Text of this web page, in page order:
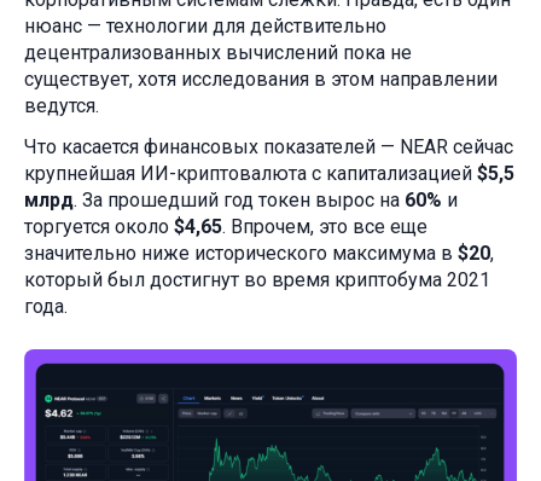
нюанс — технологии для действительно
децентрализованных вычислений пока не
существует, хотя исследования в этом направлении
ведутся.
Что касается финансовых показателей — NEAR сейчас
крупнейшая ИИ-криптовалюта с капитализацией $5,5
млрд. За прошедший год токен вырос на 60% и
торгуется около $4,65. Впрочем, это все еще
значительно ниже исторического максимума в $20,
который был достигнут во время криптобума 2021
года.